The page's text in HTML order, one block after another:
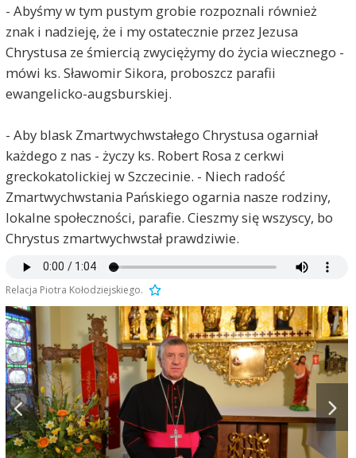
- Abyśmy w tym pustym grobie rozpoznali również
znak i nadzieję, że i my ostatecznie przez Jezusa
Chrystusa ze śmiercią zwyciężymy do życia wiecznego -
mówi ks. Sławomir Sikora, proboszcz parafii
ewangelicko-augsburskiej.
- Aby blask Zmartwychwstałego Chrystusa ogarniał
każdego z nas - życzy ks. Robert Rosa z cerkwi
greckokatolickiej w Szczecinie. - Niech radość
Zmartwychwstania Pańskiego ogarnia nasze rodziny,
lokalne społeczności, parafie. Cieszmy się wszyscy, bo
Chrystus zmartwychwstał prawdziwie.
Relacja Piotra Kołodziejskiego.